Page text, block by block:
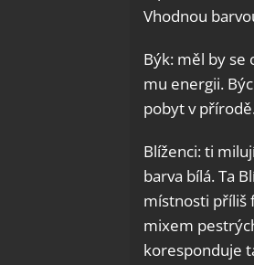
Vhodnou
Býk: měl by se
mu energii.
pobyt v
Blíženci: ti
barva bílá. Ta
místnosti příliš
mixem
koresponduje